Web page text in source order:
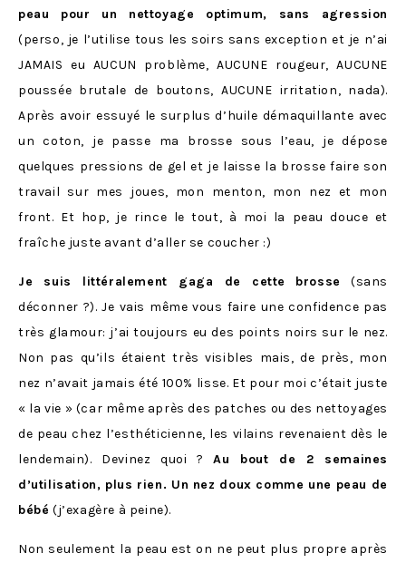
peau pour un nettoyage optimum, sans agression
(perso, je l’utilise tous les soirs sans exception et je n’ai
JAMAIS eu AUCUN problème, AUCUNE rougeur, AUCUNE
poussée brutale de boutons, AUCUNE irritation, nada).
Après avoir essuyé le surplus d’huile démaquillante avec
un coton, je passe ma brosse sous l’eau, je dépose
quelques pressions de gel et je laisse la brosse faire son
travail sur mes joues, mon menton, mon nez et mon
front. Et hop, je rince le tout, à moi la peau douce et
fraîche juste avant d’aller se coucher :)
Je suis littéralement gaga de cette brosse
(sans
déconner ?). Je vais même vous faire une confidence pas
très glamour: j’ai toujours eu des points noirs sur le nez.
Non pas qu’ils étaient très visibles mais, de près, mon
nez n’avait jamais été 100% lisse. Et pour moi c’était juste
« la vie » (car même après des patches ou des nettoyages
de peau chez l’esthéticienne, les vilains revenaient dès le
lendemain). Devinez quoi ?Au bout de 2 semaines
d’utilisation, plus rien. Un nez doux comme une peau de
bébé (j’exagère à peine).
Non seulement la peau est on ne peut plus propre après